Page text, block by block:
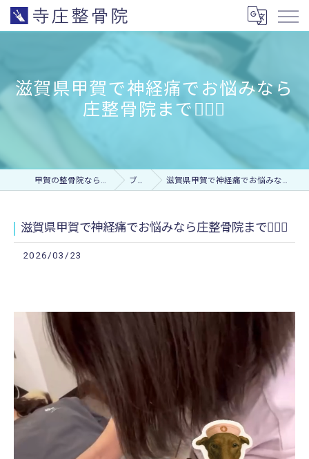
滋賀県甲賀で神経痛でお悩みなら
庄整骨院まで💁🏻‍♂️
甲賀の整骨院なら寺庄整骨院 ブログ 滋賀県甲賀で神経痛でお悩みなら庄整骨院まで💁🏻‍♂️
滋賀県甲賀で神経痛でお悩みなら庄整骨院まで💁🏻‍♂️
2026/03/23